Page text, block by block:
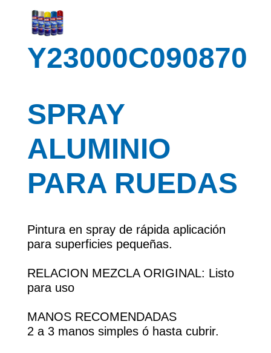
Y23000C090870
SPRAY
ALUMINIO
PARA RUEDAS
Pintura en spray de rápida aplicación
para superficies pequeñas.
RELACION MEZCLA ORIGINAL: Listo
para uso
MANOS RECOMENDADAS
2 a 3 manos simples ó hasta cubrir.